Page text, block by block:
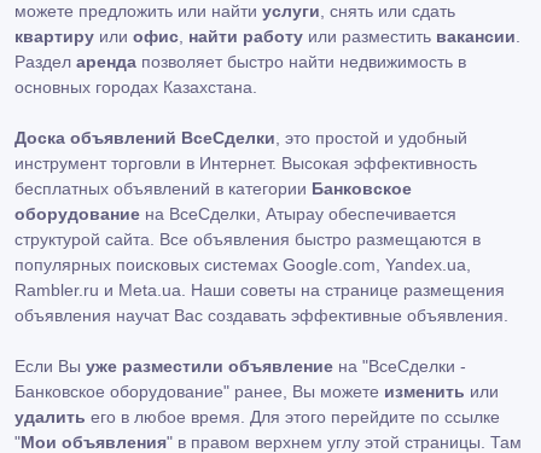
можете предложить или найти услуги , снять или сдать
квартиру или офис найти работу или разместить вакансии
Раздел аренда позволяет быстро найти недвижимость в
основных городах Казахстана.
Доска объявлений ВсеСделки , это простой и удобный
инструмент торговли в Интернет. Высокая эффективность
бесплатных объявлений в категории Банковское
оборудование на ВсеСделки, Атырау обеспечивается
структурой сайта. Все объявления быстро размещаются в
популярных поисковых системах Google.com, Yandex.ua,
Rambler.ru и Meta.ua. Наши советы на странице размещения
объявления научат Вас создавать эффективные объявления.
Если Вы уже разместили объявление на "ВсеСделки -
Банковское оборудование" ранее, Вы можете изменить или
удалить его в любое время. Для этого перейдите по ссылке
"Мои объявления" в правом верхнем углу этой страницы. Там